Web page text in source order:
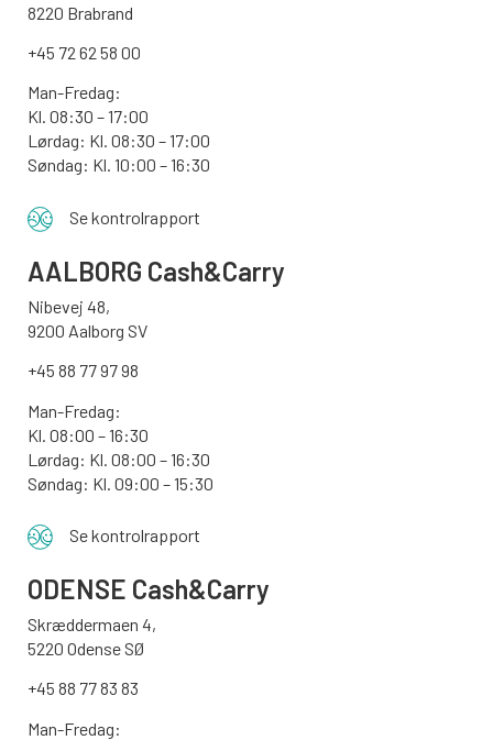
8220 Brabrand
+45 72 62 58 00
Man-Fredag:
Kl. 08:30 – 17:00
Lørdag: Kl. 08:30 – 17:00
Søndag: Kl. 10:00 – 16:30
Se kontrolrapport
AALBORG Cash&Carry
Nibevej 48,
9200 Aalborg SV
+45 88 77 97 98
Man-Fredag:
Kl. 08:00 – 16:30
Lørdag: Kl. 08:00 – 16:30
Søndag: Kl. 09:00 – 15:30
Se kontrolrapport
ODENSE Cash&Carry
Skræddermaen 4,
5220 Odense SØ
+45 88 77 83 83
Man-Fredag: